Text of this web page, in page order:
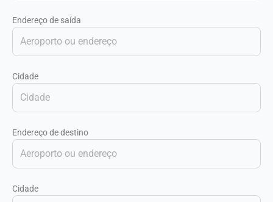
Endereço de saída
Cidade
Endereço de destino
Cidade